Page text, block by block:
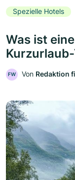
Spezielle Hotels
Was ist
FW Von Redaktion